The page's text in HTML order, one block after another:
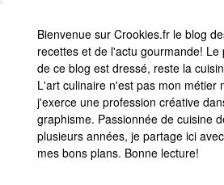
Bienvenue sur Crookies.fr le blog
recettes et de l'actu gourmande! Le
de ce blog est dressé, reste la
L'art culinaire n'est pas mon métier
j'exerce une profession créative
graphisme. Passionnée de cuisine
plusieurs années, je partage ici
mes bons plans. Bonne lecture!